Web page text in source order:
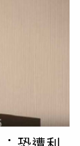
並不代表國
提出修正，
畫法》涉及
發生土地發
。立院內政
碧玲表示，
4月底可以
人民知道相